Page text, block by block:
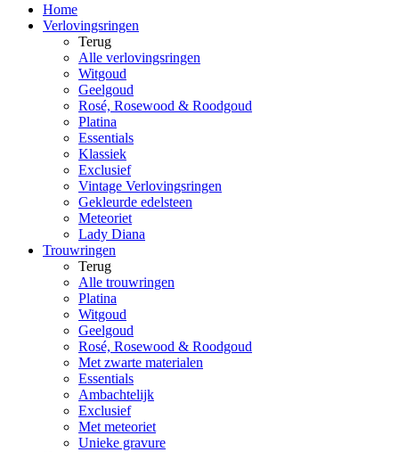
Home
Verlovingsringen
Terug
Alle verlovingsringen
Witgoud
Geelgoud
Rosé, Rosewood & Roodgoud
Platina
Essentials
Klassiek
Exclusief
Vintage Verlovingsringen
Gekleurde edelsteen
Meteoriet
Lady Diana
Trouwringen
Terug
Alle trouwringen
Platina
Witgoud
Geelgoud
Rosé, Rosewood & Roodgoud
Met zwarte materialen
Essentials
Ambachtelijk
Exclusief
Met meteoriet
Unieke gravure